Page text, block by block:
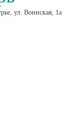
ул. Воинская, 1а